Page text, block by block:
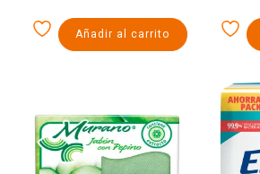
Añadir al carrito